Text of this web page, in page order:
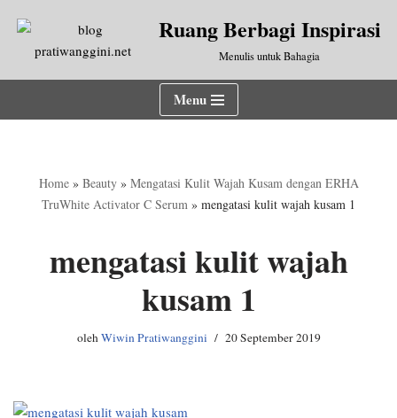
Lompat
Ruang Berbagi Inspirasi
Menulis untuk Bahagia
Menu
Home» Beauty» Mengatasi Kulit Wajah Kusam dengan ERHA
TruWhite Activator C Serum » mengatasi kulit wajah kusam 1
mengatasi kulit wajah
kusam 1
olehWiwin Pratiwanggini 20 September 2019